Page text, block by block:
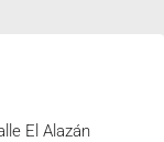
El Alazán